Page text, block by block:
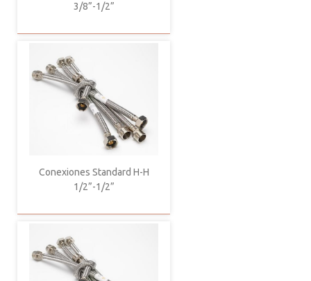
3/8”-1/2”
Conexiones Standard H-H
1/2”-1/2”